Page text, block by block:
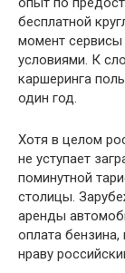
бесплатной
момент
условиями. К
каршеринга
один год.
Хотя в целом
не уступает
поминутной
столицы.
аренды
оплата
нраву